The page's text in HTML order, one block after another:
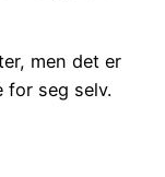
men det er
for seg selv.